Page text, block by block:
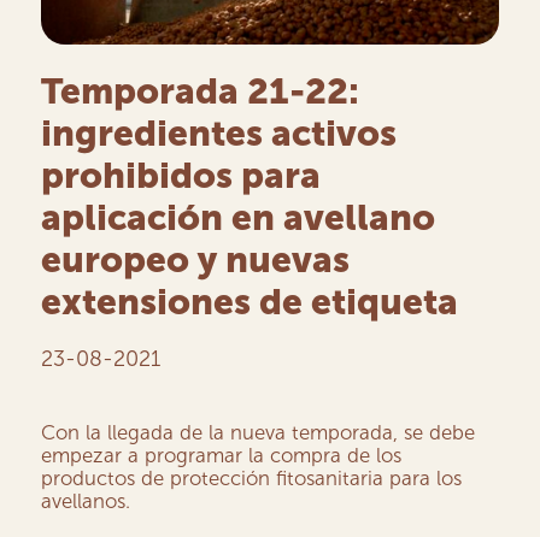
Temporada 21-22:
ingredientes activos
prohibidos para
aplicación en avellano
europeo y nuevas
extensiones de etiqueta
23-08-2021
Con la llegada de la nueva temporada, se debe
empezar a programar la compra de los
productos de protección fitosanitaria para los
avellanos.